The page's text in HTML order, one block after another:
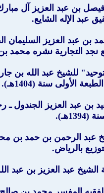
بن عبد العزيز آل مبارك ـ
بن عبد العزيز
الأولى سنة (1404هـ).
بن عبد العزيز الجندول ـ